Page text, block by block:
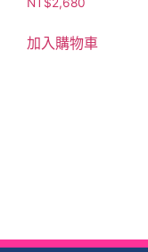
加入購物車